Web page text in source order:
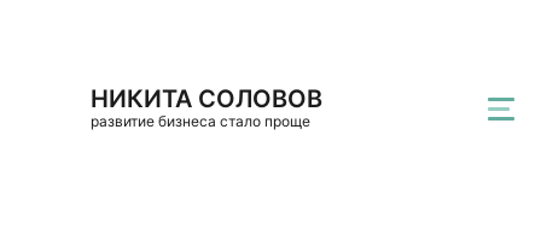
НИКИТА СОЛОВОВ
развитие бизнеса стало проще